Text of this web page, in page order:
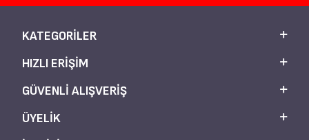
KATEGORILER
HIZLI ERIŞIM
GÜVENLI ALIŞVERIŞ
ÜYELIK